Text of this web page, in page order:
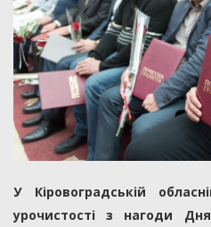
У Кіровоградській
урочистості з нагоди Дня